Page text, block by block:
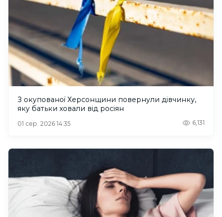
З окупованої Херсонщини повернули дівчинку,
яку батьки ховали від росіян
01 сер. 2026 14:35 6,131